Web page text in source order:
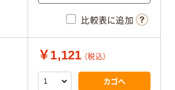
比較表に追加
￥1,121 （税込）
カゴへ